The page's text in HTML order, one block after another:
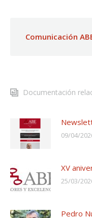
Comunicación
Documentación
09/04/
XV
25/03/
Pedro